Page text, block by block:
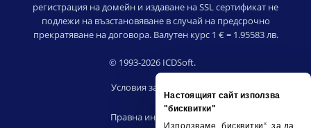
Настоящият сайт използва
"бисквитки"
Използваме „бисквитки“, за да
регистрация на домейн и издаване на SSL сертификат не
подлежи на възстановяване в случай на предсрочно
прекратяване на договора. Валутен курс 1 € = 1.95583 лв.
© 1993-2026 ICDSoft.
Условия за ползване
Правна информация